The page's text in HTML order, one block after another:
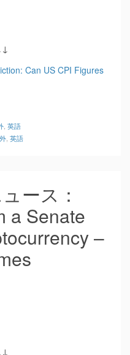
Can US CPI Figures
英語
英語
ース：
a Senate
–